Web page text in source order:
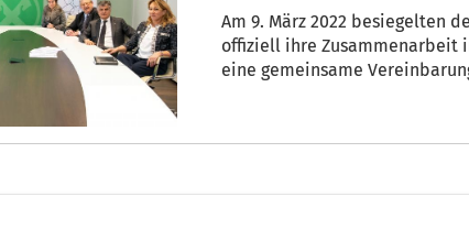
Am 9. März 2022 besiegelten
offiziell ihre Zusammenarbeit
eine gemeinsame